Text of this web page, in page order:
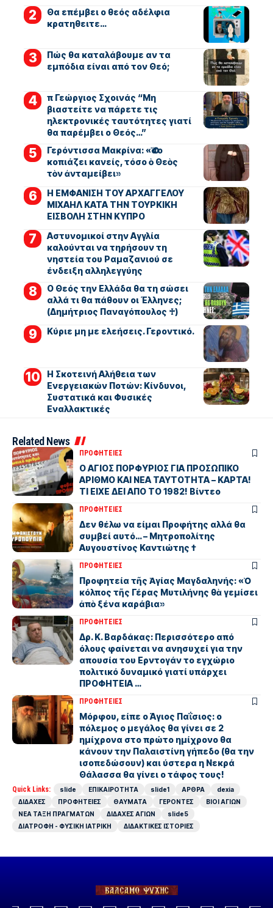
Θα επέμβει ο θεός αδέλφια
κρατηθειτε…
Πώς θα καταλάβουμε αν τα
εμπόδια είναι από τον Θεό;
π Γεώργιος Σχοινάς “Μη
βιαστείτε να πάρετε τις
ηλεκτρονικές ταυτότητες γιατί
θα παρέμβει ο Θεός…”
Γερόντισσα Μακρίνα: «Ὅσο
κοπιάζει κανείς, τόσο ὁ Θεὸς
τὸν ἀνταμείβει»
Η ΕΜΦΑΝΙΣΗ ΤΟΥ ΑΡΧΑΓΓΕΛΟΥ
ΜΙΧΑΗΛ ΚΑΤΑ ΤΗΝ ΤΟΥΡΚΙΚΗ
ΕΙΣΒΟΛΗ ΣΤΗΝ ΚΥΠΡΟ
Αστυνομικοί στην Αγγλία
καλούνται να τηρήσουν τη
νηστεία του Ραμαζανιού σε
ένδειξη αλληλεγγύης
Ο Θεός την Ελλάδα θα τη σώσει
αλλά τι θα πάθουν οι Έλληνες;
(Δημήτριος Παναγόπουλος ♰)
Kύριε μη με ελεήσεις. Γεροντικό.
Η Σκοτεινή Αλήθεια των
Ενεργειακών Ποτών: Κίνδυνοι,
Συστατικά και Φυσικές
Εναλλακτικές
Related News
ΠΡΟΦΗΤΕΙΕΣ
Ο ΑΓΙΟΣ ΠΟΡΦΥΡΙΟΣ ΓΙΑ ΠΡΟΣΩΠΙΚΟ
ΑΡΙΘΜΟ ΚΑΙ ΝΕΑ ΤΑΥΤΟΤΗΤΑ – ΚΑΡΤΑ!
ΤΙ ΕΙΧΕ ΔΕΙ ΑΠΟ ΤΟ 1982! Βίντεο
ΠΡΟΦΗΤΕΙΕΣ
Δεν θέλω να είμαι Προφήτης αλλά θα
συμβεί αυτό… – Μητροπολίτης
Αυγουστίνος Καντιώτης †
ΠΡΟΦΗΤΕΙΕΣ
Προφητεία τῆς Ἁγίας Μαγδαληνής: «Ὁ
κόλπος τῆς Γέρας Μυτιλήνης θὰ γεμίσει
ἀπὸ ξένα καράβια»
ΠΡΟΦΗΤΕΙΕΣ
Δρ. Κ. Βαρδάκας: Περισσότερο από
όλους φαίνεται να ανησυχεί για την
απουσία του Ερντογάν το εγχώριο
πολιτικό δυναμικό γιατί υπάρχει
ΠΡΟΦΗΤΕΙΑ …
ΠΡΟΦΗΤΕΙΕΣ
Μόρφου, είπε ο Άγιος Παΐσιος: ο
πόλεμος ο μεγάλος θα γίνει σε 2
ημίχρονα στο πρώτο ημίχρονo θα
κάνουν την Παλαιστίνη γήπεδο (θα την
ισοπεδώσουν) και ύστερα η Νεκρά
Θάλασσα θα γίνει ο τάφος τους!
Quick Links: slide ΕΠΙΚΑΙΡΟΤΗΤΑ slide1 ΑΡΘΡΑ
dexia
ΔΙΔΑΧΕΣ
ΠΡΟΦΗΤΕΙΕΣ ΘΑΥΜΑΤΑ ΓΕΡΟΝΤΕΣ
ΒΙΟΙ ΑΓΙΩΝ
ΝΕΑ ΤΑΞΗ ΠΡΑΓΜΑΤΩΝ
ΔΙΔΑΧΕΣ ΑΓΙΩΝ
slide5
ΔΙΑΤΡΟΦΗ - ΦΥΣΙΚΗ ΙΑΤΡΙΚΗ
ΔΙΔΑΚΤΙΚΕΣ ΙΣΤΟΡΙΕΣ